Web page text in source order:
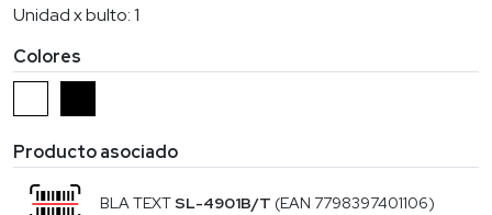
Unidad x bulto: 1
Colores
Producto asociado
BLA TEXTSL-4901B/T (EAN 7798397401106)